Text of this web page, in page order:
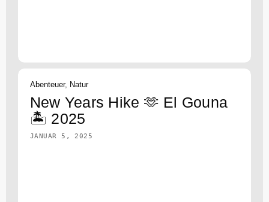
Abenteuer, Natur
New Years Hike 🫶 El Gouna
🏝️ 2025
JANUAR 5, 2025